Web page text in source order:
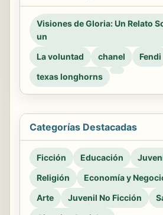
Visiones de Gloria: Un Relato
un
La voluntad
chanel
Fendi
texas longhorns
Categorías Destacadas
Ficción Educación
Religión
Economía y
Arte
Juvenil No Ficción